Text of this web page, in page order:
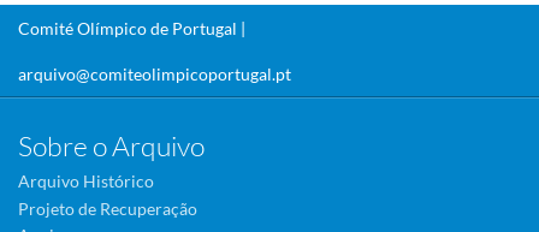
Comité Olímpico de Portugal |
arquivo@comiteolimpicoportugal.pt
Sobre o Arquivo
Arquivo Histórico
Projeto de Recuperação